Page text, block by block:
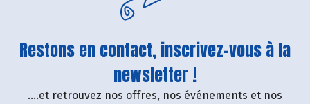
Restons en contact, inscrivez-vous à la
newsletter !
....et retrouvez nos offres, nos événements et nos